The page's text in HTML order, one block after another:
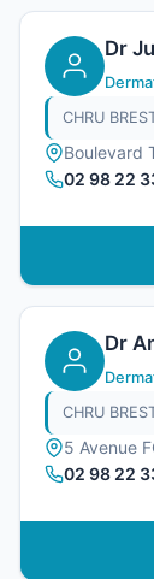
Dr
CHRU
Boulevard
02 98 22
Dr
CHRU
5 Avenue
02 98 22